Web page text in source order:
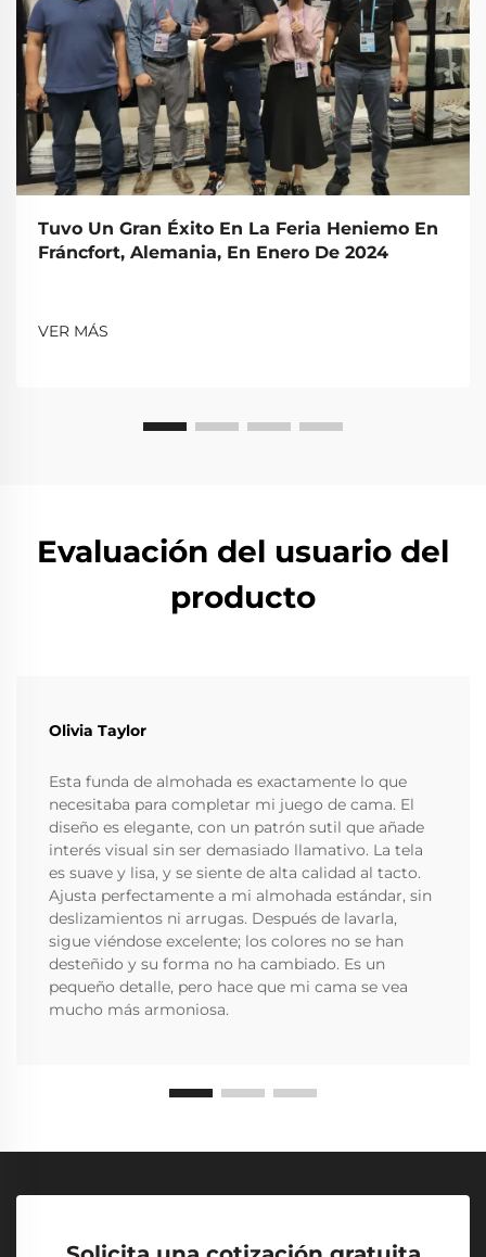
Tuvo Un Gran Éxito En La Feria Heniemo En
Fráncfort, Alemania, En Enero De 2024
VER MÁS
Evaluación del usuario del
producto
Olivia Taylor
Esta funda de almohada es exactamente lo que
necesitaba para completar mi juego de cama. El
diseño es elegante, con un patrón sutil que añade
interés visual sin ser demasiado llamativo. La tela
es suave y lisa, y se siente de alta calidad al tacto.
Ajusta perfectamente a mi almohada estándar, sin
deslizamientos ni arrugas. Después de lavarla,
sigue viéndose excelente; los colores no se han
desteñido y su forma no ha cambiado. Es un
pequeño detalle, pero hace que mi cama se vea
mucho más armoniosa.